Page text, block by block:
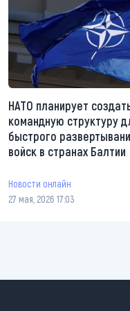
НАТО планирует
командную структуру
быстрого
войск в странах Балтии
Новости онлайн
27 мая, 2026 17:03